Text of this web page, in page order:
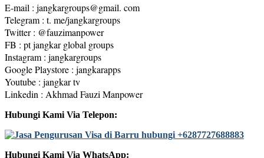
E-mail : jangkargroups@gmail. com
Telegram : t. me/jangkargroups
Twitter : @fauzimanpower
FB : pt jangkar global groups
Instagram : jangkargroups
Google Playstore : jangkarapps
Youtube : jangkar tv
Linkedin : Akhmad Fauzi Manpower
Hubungi Kami Via Telepon:
Hubungi Kami Via WhatsApp: